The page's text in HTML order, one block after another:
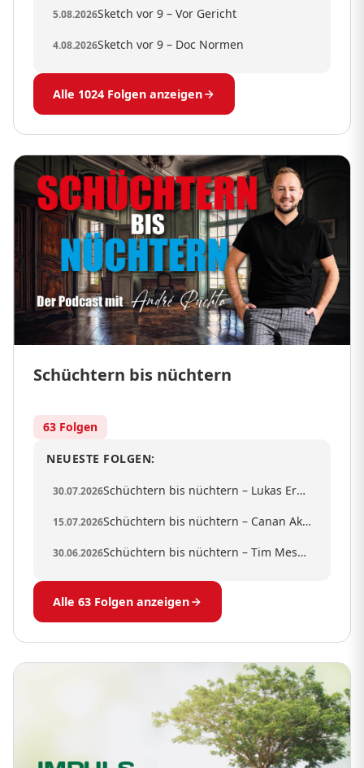
5.08.2026Sketch vor 9 – Vor Gericht
4.08.2026Sketch vor 9 – Doc Normen
Alle 1024 Folgen anzeigen
Schüchtern bis nüchtern
63 Folgen
NEUESTE FOLGEN:
30.07.2026 Schüchtern bis nüchtern – Lukas Ernle
15.07.2026 Schüchtern bis nüchtern – Canan Akcabey
30.06.2026 Schüchtern bis nüchtern – Tim Messner
Alle 63 Folgen anzeigen